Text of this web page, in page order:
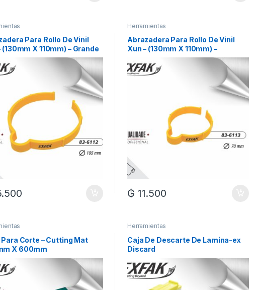
Para Rollo De Vinil
(130mm X 110mm) – Grande
Herramientas
Abrazadera Para Rollo De Vinil
Xun – (130mm X 110mm) –
₲ 11.500
Para Corte – Cutting Mat
X 600mm
Herramientas
Caja De Descarte De Lamina-ex
Discard